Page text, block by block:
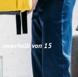
innerhalb von 15